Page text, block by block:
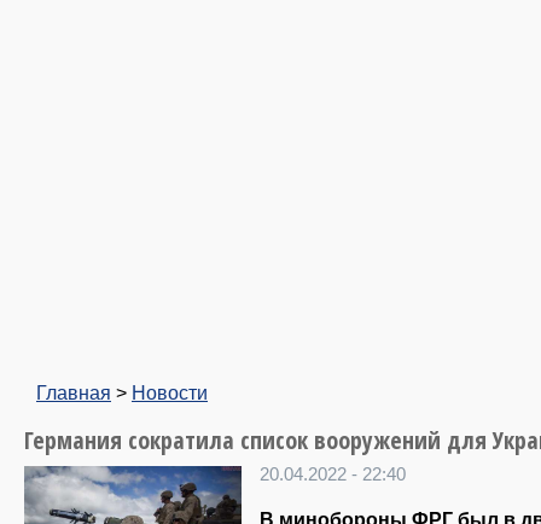
Главная > Новости
Германия сократила список вооружений для
20.04.2022 - 22:40
В минобороны ФРГ был в